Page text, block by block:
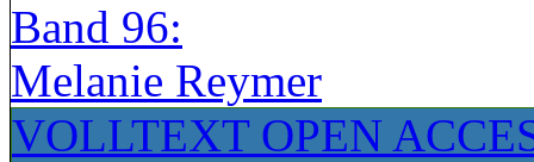
Band 96:
Melanie Reymer
VOLLTEXT OPEN